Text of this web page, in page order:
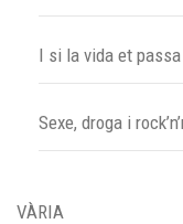
I si la vida et
Sexe, droga i
VÀRIA